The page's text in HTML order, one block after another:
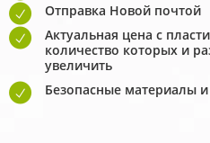
Отправка Новой почтой
Актуальная цена с
количество которых и
увеличить
Безопасные материалы